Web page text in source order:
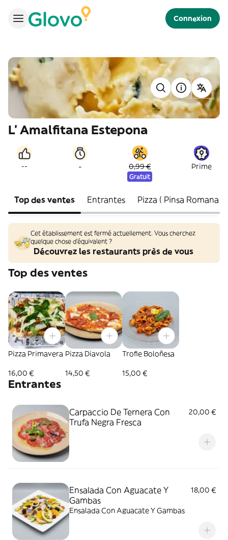
Connexion
L' Amalfitana Estepona
-- - 0,99 €
Gratuit
Prime
Top des ventes Entrantes Pizza ( Pinsa
Cet établissement est fermé actuellement. Vous cherchez
quelque chose d'équivalent ?
Découvrez les restaurants près de vous
Top des ventes
Pizza Primavera
16,00 €
Pizza Diavola
14,50 €
Trofie Boloñesa
15,00 €
Entrantes
Carpaccio De Ternera Con
Trufa Negra Fresca
20,00 €
Ensalada Con Aguacate Y
Gambas
18,00 €
Ensalada Con Aguacate Y Gambas